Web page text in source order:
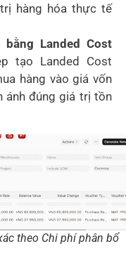
hàng hóa thực tế
Landed Cost
tạo Landed Cost
hàng vào giá vốn
ánh đúng giá trị tồn
theo Chi phí phân bổ